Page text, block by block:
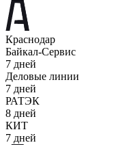
Краснодар
Байкал-Сервис
7 дней
Деловые линии
7 дней
РАТЭК
8 дней
КИТ
7 дней